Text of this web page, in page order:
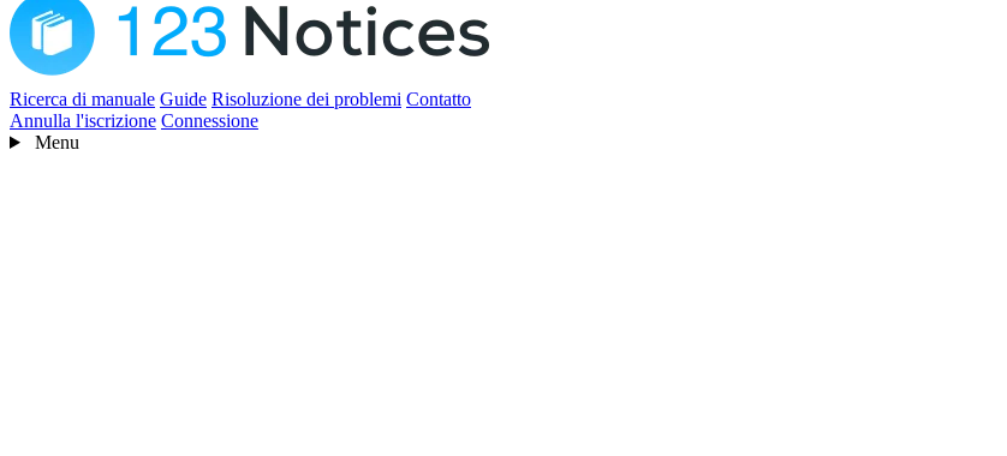
Ricerca di manuale Guide Risoluzione dei problemi Contatto
Annulla l'iscrizione Connessione
Menu